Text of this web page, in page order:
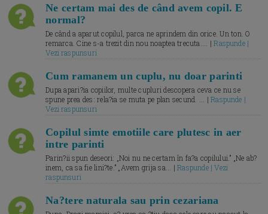
Ne certam mai des de când avem copil. E
normal?
De când a aparut copilul, parca ne aprindem din orice. Un ton. O
remarca. Cine s-a trezit din nou noaptea trecuta.... |Raspunde |
Vezi raspunsuri
Cum ramanem un cuplu, nu doar parinti
Dupa apari?ia copiilor, multe cupluri descopera ceva ce nu se
spune prea des: rela?ia se muta pe plan secund. ... |Raspunde |
Vezi raspunsuri
Copilul simte emotiile care plutesc in aer
intre parinti
Parin?ii spun deseori: „Noi nu ne certam în fa?a copilului.” „Ne ab?
inem, ca sa fie lini?te.” „Avem grija sa... |Raspunde | Vezi
raspunsuri
Na?tere naturala sau prin cezariana